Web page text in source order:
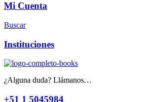
Mi Cuenta
Buscar
Instituciones
¿Alguna duda? Llámanos…
+51 1 5045984